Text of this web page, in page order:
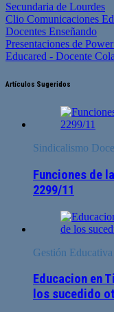
Secundaria de Lourdes
Clio Comunicaciones
Docentes Enseñando
Presentaciones de
Educared - Docente
Artículos Sugeridos
Sindicalismo
Funciones de
2299/11
Gestión Educativa
Educacion en
los sucedido